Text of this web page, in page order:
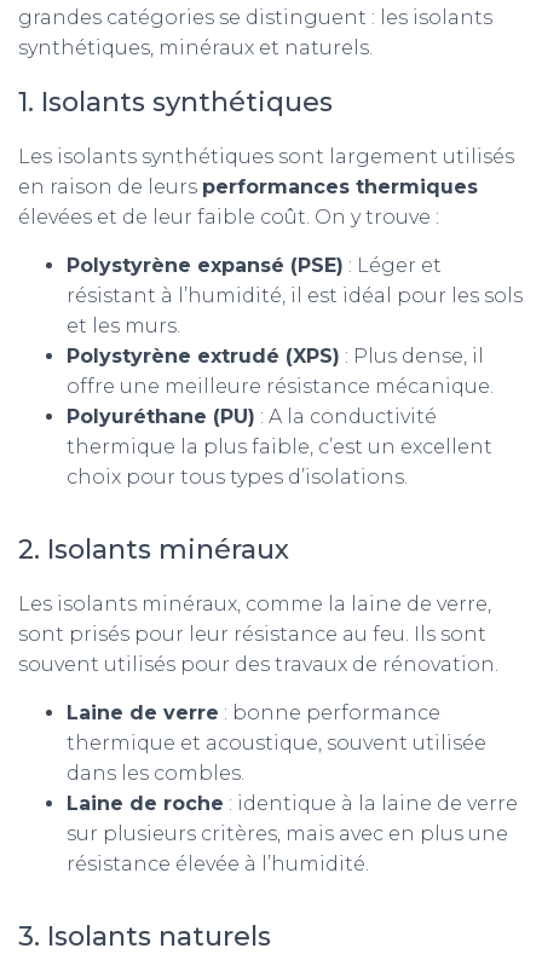
grandes catégories se distinguent : les isolants
synthétiques, minéraux et naturels.
1. Isolants synthétiques
Les isolants synthétiques sont largement utilisés
en raison de leurs performances thermiques
élevées et de leur faible coût. On y trouve :
Polystyrène expansé (PSE) : Léger et
résistant à l’humidité, il est idéal pour les sols
et les murs.
Polystyrène extrudé (XPS) : Plus dense, il
offre une meilleure résistance mécanique.
Polyuréthane (PU) : A la conductivité
thermique la plus faible, c’est un excellent
choix pour tous types d’isolations.
2. Isolants minéraux
Les isolants minéraux, comme la laine de verre,
sont prisés pour leur résistance au feu. Ils sont
souvent utilisés pour des travaux de rénovation.
Laine de verre : bonne performance
thermique et acoustique, souvent utilisée
dans les combles.
Laine de roche : identique à la laine de verre
sur plusieurs critères, mais avec en plus une
résistance élevée à l’humidité.
3. Isolants naturels